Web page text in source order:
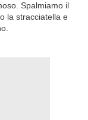
Spalmiamo il
la stracciatella e